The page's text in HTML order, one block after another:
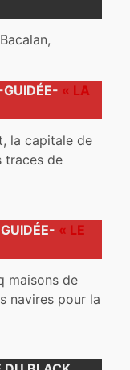
« LA
la capitale de
traces de
« LE
maisons de
navires pour la